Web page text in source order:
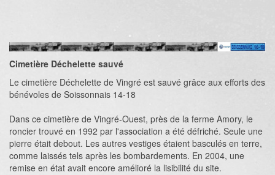
Cimetière Déchelette sauvé
Le cimetière Déchelette de Vingré est sauvé grâce aux efforts des
bénévoles de Soissonnais 14-18
Dans ce cimetière de Vingré-Ouest, près de la ferme Amory, le
roncier trouvé en 1992 par l'association a été défriché. Seule une
pierre était debout. Les autres vestiges étaient basculés en terre,
comme laissés tels après les bombardements. En 2004, une
remise en état avait encore amélioré la lisibilité du site.